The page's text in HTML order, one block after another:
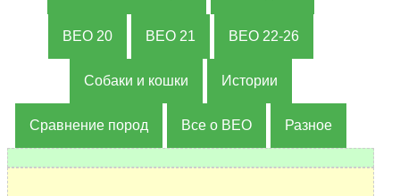
ВЕО 20 ВЕО 21 ВЕО 22-26
Собаки и кошки Истории
Сравнение пород Все о ВЕО Разное